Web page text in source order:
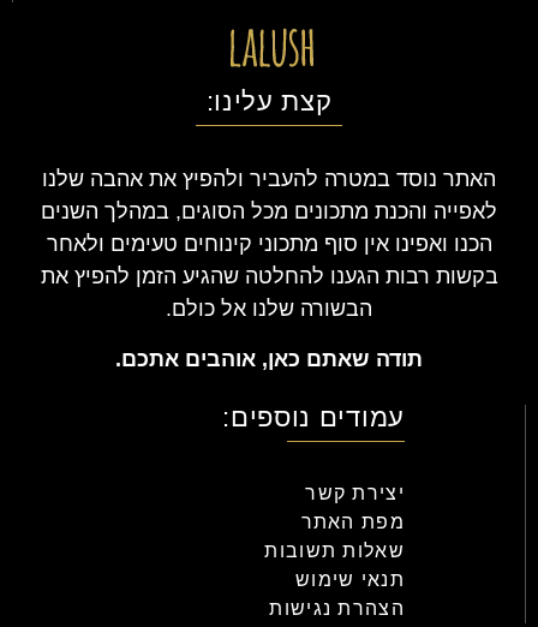
קצת עלינו:
האתר נוסד במטרה להעביר ולהפיץ את אהבה שלנו
לאפייה והכנת מתכונים מכל הסוגים, במהלך השנים
הכנו ואפינו אין סוף מתכוני קינוחים טעימים ולאחר
בקשות רבות הגענו להחלטה שהגיע הזמן להפיץ את
הבשורה שלנו אל כולם.
תודה שאתם כאן, אוהבים אתכם.
עמודים נוספים:
יצירת קשר
מפת האתר
שאלות תשובות
תנאי שימוש
הצהרת נגישות